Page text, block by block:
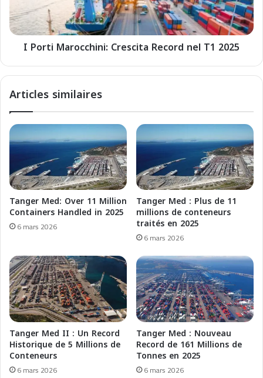
c
h
r
m
t
i
s
g
o
r
r
i
d
e
l
l
e
t
r
a
M
a
r
c
i
n
:
C
r
e
s
i
t
a
e
c
o
r
d
n
e
l
T
1
I Porti Marocchini: Crescita Record nel T1 2025
Articles similaires
Tanger Med: Over 11 Million
Containers Handled in 2025
6 mars 2026
Tanger Med : Plus de 11
millions de conteneurs
traités en 2025
6 mars 2026
Tanger Med II : Un Record
Historique de 5 Millions de
Conteneurs
6 mars 2026
Tanger Med : Nouveau
Record de 161 Millions de
Tonnes en 2025
6 mars 2026